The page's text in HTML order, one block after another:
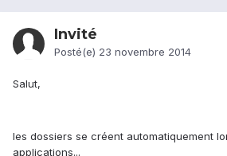
Invité
Posté(e) 23 novembre 2014
Salut,
les dossiers se créent automatiquement
applications...